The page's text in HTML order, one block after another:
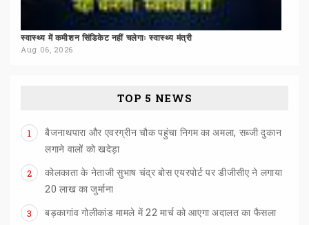
स्वास्थ्य में कमीशन सिंडिकेट नहीं चलेगाः स्वास्थ्य मंत्री
Aug 06, 2026
TOP 5 NEWS
1
बैजनाथपारा और एवरग्रीन चौक पहुंचा निगम का अमला, सब्जी दुकान
लगाने वालों को खदेड़ा
2
कोलकाता के नेताजी सुभाष चंद्र बोस एयरपोर्ट पर डीजीसीए ने लगाया
20 लाख का जुर्माना
3 बड़कागांव गोलीकांड मामले में22 मार्च कोआएगाअदालत का फैसला